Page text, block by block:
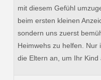
mit diesem Gefühl
beim ersten kleinen
sondern uns zuerst
Heimwehs zu helfen.
die Eltern an, um Ihr Kind